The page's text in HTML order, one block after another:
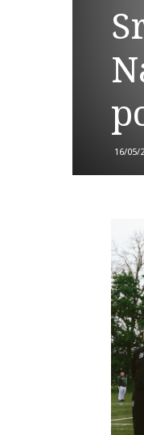
16/05/